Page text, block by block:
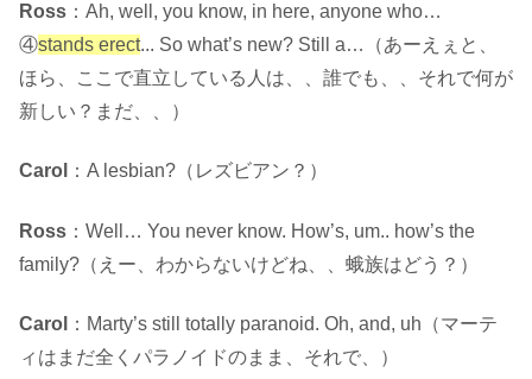
Ross ：Ah, well, you know, in here, anyone who…
④stands erect... So what’s new? Still a…（あーえぇと、
ほら、ここで直立している人は、、誰でも、、それで何が
新しい？まだ、、）
Carol ：A lesbian?（レズビアン？）
Ross ：Well… You never know. How’s, um.. how’s the
family?（えー、わからないけどね、、蛾族はどう？）
Carol
：Marty’s still totally paranoid. Oh, and, uh（マーテ
ィはまだ全くパラノイドのまま、それで、）